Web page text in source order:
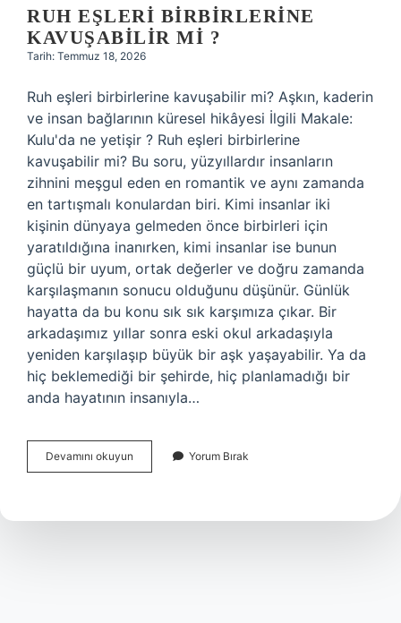
RUH EŞLERI BIRBIRLERINE
KAVUŞABILIR MI ?
Tarih: Temmuz 18, 2026
Ruh eşleri birbirlerine kavuşabilir mi? Aşkın, kaderin
ve insan bağlarının küresel hikâyesi İlgili Makale:
Kulu'da ne yetişir ? Ruh eşleri birbirlerine
kavuşabilir mi? Bu soru, yüzyıllardır insanların
zihnini meşgul eden en romantik ve aynı zamanda
en tartışmalı konulardan biri. Kimi insanlar iki
kişinin dünyaya gelmeden önce birbirleri için
yaratıldığına inanırken, kimi insanlar ise bunun
güçlü bir uyum, ortak değerler ve doğru zamanda
karşılaşmanın sonucu olduğunu düşünür. Günlük
hayatta da bu konu sık sık karşımıza çıkar. Bir
arkadaşımız yıllar sonra eski okul arkadaşıyla
yeniden karşılaşıp büyük bir aşk yaşayabilir. Ya da
hiç beklemediği bir şehirde, hiç planlamadığı bir
anda hayatının insanıyla…
Devamını okuyun
eşleri
mi
Yorum Bırak